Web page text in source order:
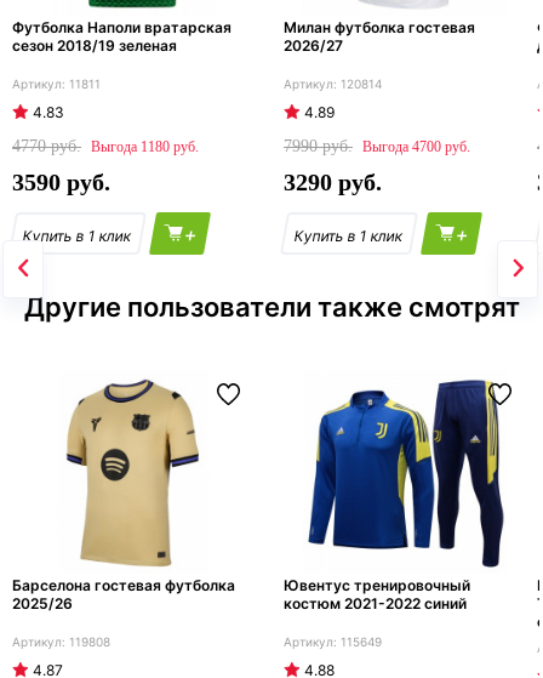
Футболка Наполи вратарская
сезон 2018/19 зеленая
11811
4.83
4770
1180
3590
+
Милан футболка гостевая
2026/27
120814
4.89
7990
4700
3290
+
Другие пользователи также смотрят
Барселона гостевая футболка
2025/26
119808
4.87
Ювентус тренировочный
костюм 2021-2022 синий
115649
4.88